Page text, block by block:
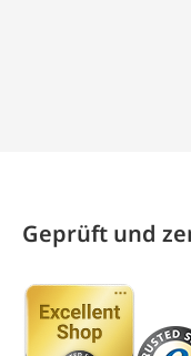
Geprüft und